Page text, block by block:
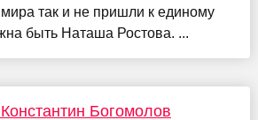
так и не пришли к единому
быть Наташа Ростова. ...
Богомолов